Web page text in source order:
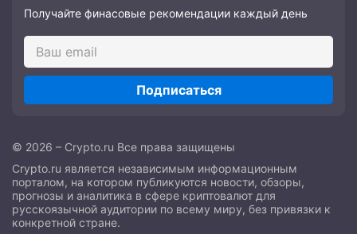
Получайте финасовые рекомендации каждый день
Подписаться
© 2026 – Crypto.ru Все права защищены
Crypto.ru является независимым информационным
порталом, на котором публикуются новости, обзоры,
прогнозы и аналитика в сфере криптовалют для
русскоязычной аудитории по всему миру, без привязки к
конкретной стране.